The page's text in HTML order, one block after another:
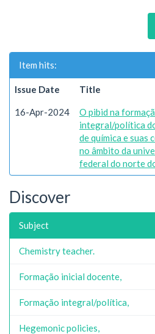
Item hits:
Issue Date Title
16-Apr-2024
O pibid na
integral/política
de química e suas
no âmbito da
federal do norte
Discover
Subject
Chemistry teacher.
Formação inicial docente,
Formação integral/política,
Hegemonic policies,